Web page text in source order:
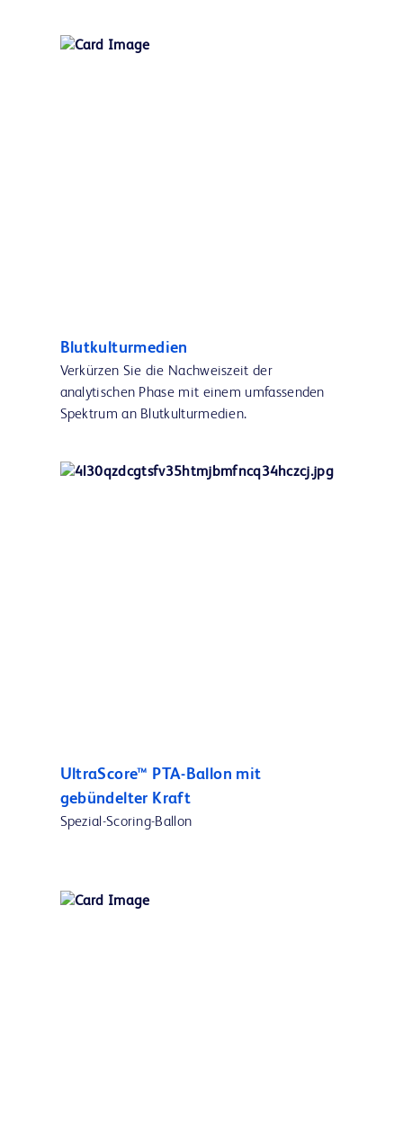
Blutkulturmedien
Verkürzen Sie die Nachweiszeit der
analytischen Phase mit einem umfassenden
Spektrum an Blutkulturmedien.
UltraScore™ PTA-Ballon mit
gebündelter Kraft
Spezial-Scoring-Ballon